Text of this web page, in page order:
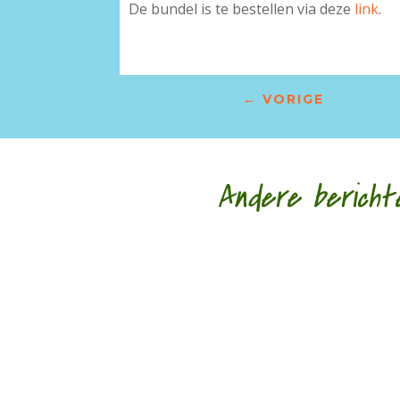
De bundel is te bestellen via deze link.
← VORIGE
Andere